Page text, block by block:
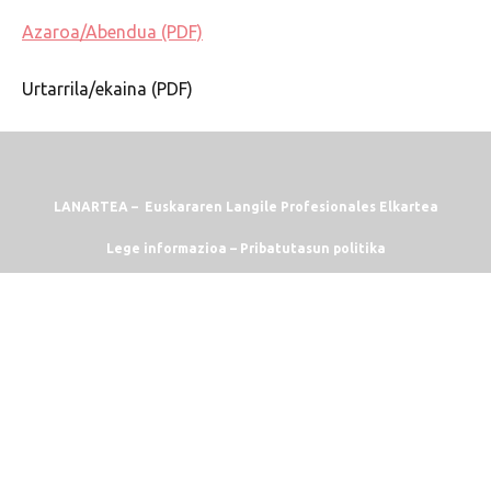
Azaroa/Abendua (PDF)
Urtarrila/ekaina (PDF)
LANARTEA – Euskararen Langile Profesionales Elkartea
Lege informazioa – Pribatutasun politika